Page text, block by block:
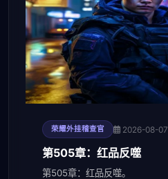
荣耀外挂稽查官 2026-08-07
第505章：红品反噬
第505章：红品反噬。